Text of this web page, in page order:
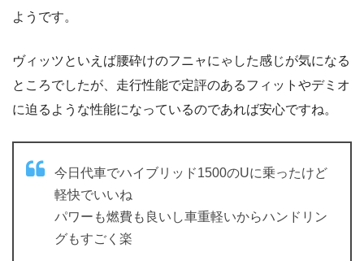
ようです。
ヴィッツといえば腰砕けのフニャにゃした感じが気になる
ところでしたが、走行性能で定評のあるフィットやデミオ
に迫るような性能になっているのであれば安心ですね。
今日代車でハイブリッド1500のUに乗ったけど
軽快でいいね
パワーも燃費も良いし車重軽いからハンドリン
グもすごく楽